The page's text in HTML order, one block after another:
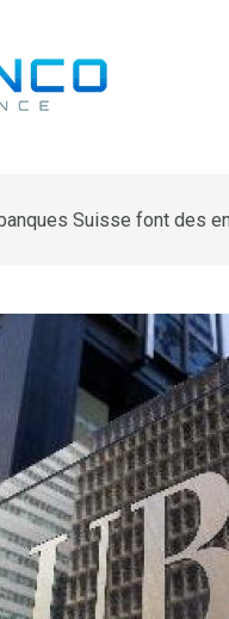
Suisse font des